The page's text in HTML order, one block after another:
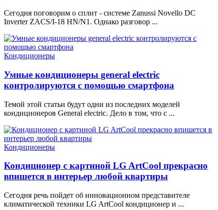
Сегодня поговорим о сплит - системе Zanussi Novello DC
Inverter ZACS/I-18 HN/N1. Однако разговор ...
Кондиционеры
Умные кондиционеры general electric
контролируются с помощью смартфона
Темой этой статьи будут одни из последних моделей
кондиционеров General electric. Дело в том, что с ...
Кондиционеры
Кондиционер с картиной LG ArtCool прекрасно
впишется в интерьер любой квартиры
Сегодня речь пойдет об инновационном представителе
климатической техники LG ArtCool кондиционер и ...